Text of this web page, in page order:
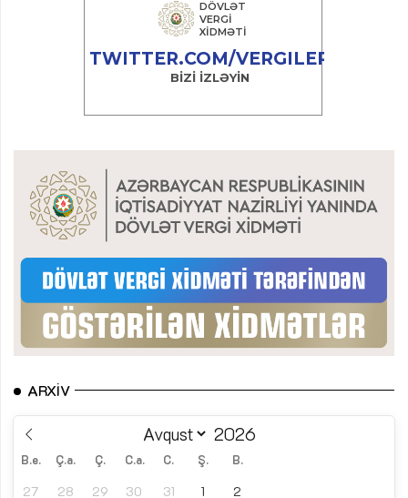
ARXIV
B.e. Ç.a. Ç. C.a. C. Ş. B.
27 28 29 30 31 1 2